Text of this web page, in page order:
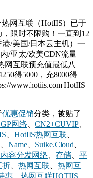
热网互联（HotIIS）已于
限时不限购！一直到12
/美国/日本云主机）一
/亚太/欧美CDN流量
网互联预充值最低八
得5000，充8000得
www.hotiis.com HotIIS
优惠促销分类，被贴了
网络 CN2+CUVIP
HotIIS热网互联
Name Suike.Cloud
内容分发网络 存储
平
折 热网互联
热网互
惠 热网互联HOTIIS